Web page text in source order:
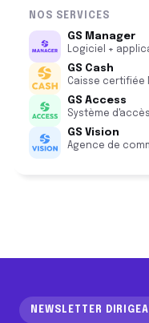
NOS SERVICES
GS Manager
Logiciel +
GS Cash
Caisse certifiée
GS Access
Système
GS Vision
Agence de
NEWSLETTER